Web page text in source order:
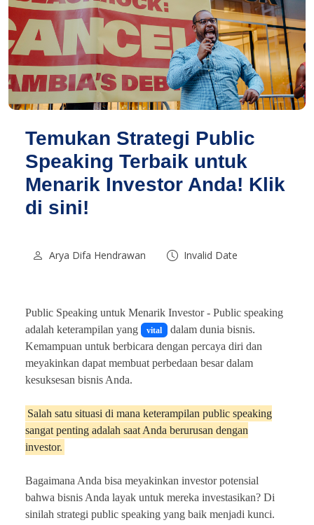
Temukan Strategi Public
Speaking Terbaik untuk
Menarik Investor Anda! Klik
di sini!
Arya Difa Hendrawan Invalid Date
Public Speaking untuk Menarik Investor - Public speaking
adalah keterampilan yang
vital dalam dunia bisnis.
Kemampuan untuk berbicara dengan percaya diri dan
meyakinkan dapat membuat perbedaan besar dalam
kesuksesan bisnis Anda.
Salah satu situasi di mana keterampilan public speaking
sangat penting adalah saat Anda berurusan dengan
investor.
Bagaimana Anda bisa meyakinkan investor potensial
bahwa bisnis Anda layak untuk mereka investasikan? Di
sinilah strategi public speaking yang baik menjadi kunci.